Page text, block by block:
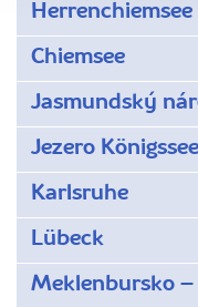
Herrenchiemsee
Chiemsee
Jasmundský
Jezero Königssee
Karlsruhe
Lübeck
Meklenbursko